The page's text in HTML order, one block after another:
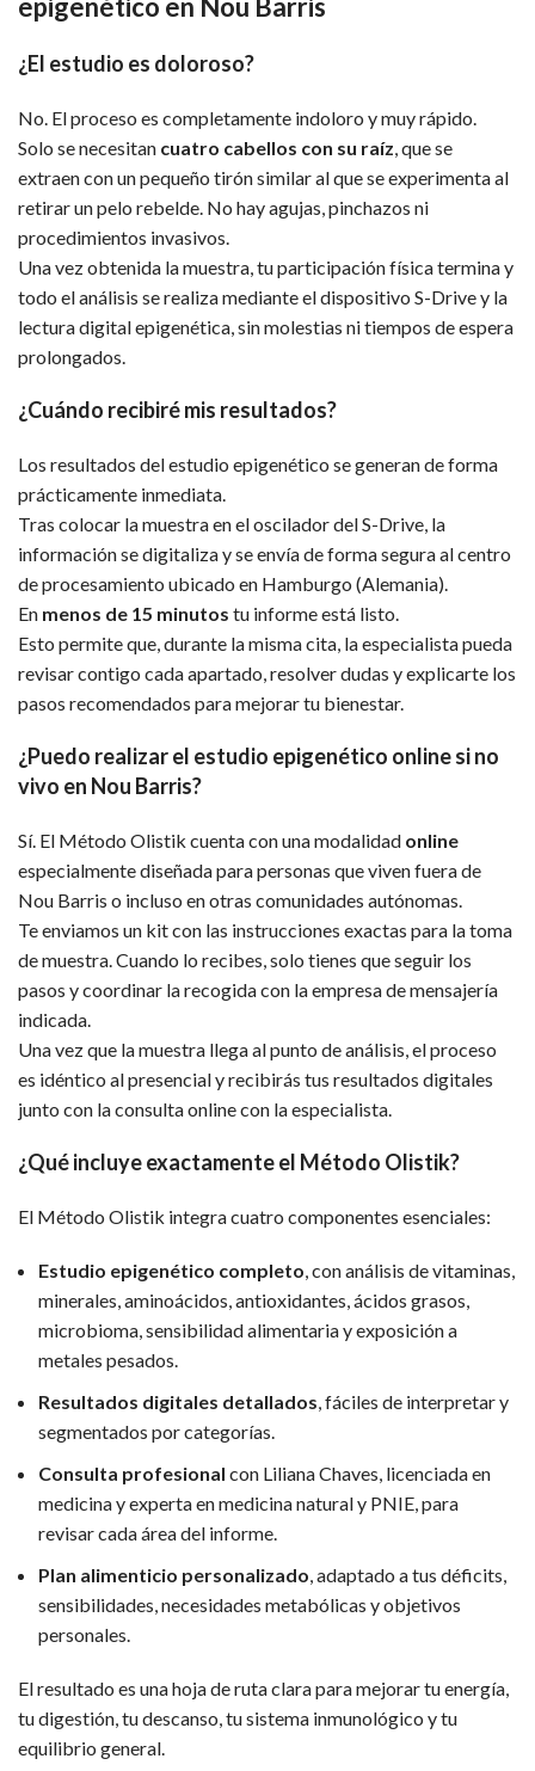
epigenético en Nou Barris
¿El estudio es doloroso?
No. El proceso es completamente indoloro y muy rápido.
Solo se necesitan cuatro cabellos con su raíz, que se
extraen con un pequeño tirón similar al que se experimenta al
retirar un pelo rebelde. No hay agujas, pinchazos ni
procedimientos invasivos.
Una vez obtenida la muestra, tu participación física termina y
todo el análisis se realiza mediante el dispositivo S-Drive y la
lectura digital epigenética, sin molestias ni tiempos de espera
prolongados.
¿Cuándo recibiré mis resultados?
Los resultados del estudio epigenético se generan de forma
prácticamente inmediata.
Tras colocar la muestra en el oscilador del S-Drive, la
información se digitaliza y se envía de forma segura al centro
de procesamiento ubicado en Hamburgo (Alemania).
En menos de 15 minutos tu informe está listo.
Esto permite que, durante la misma cita, la especialista pueda
revisar contigo cada apartado, resolver dudas y explicarte los
pasos recomendados para mejorar tu bienestar.
¿Puedo realizar el estudio epigenético online si no
vivo en Nou Barris?
Sí. El Método Olistik cuenta con una modalidad online
especialmente diseñada para personas que viven fuera de
Nou Barris o incluso en otras comunidades autónomas.
Te enviamos un kit con las instrucciones exactas para la toma
de muestra. Cuando lo recibes, solo tienes que seguir los
pasos y coordinar la recogida con la empresa de mensajería
indicada.
Una vez que la muestra llega al punto de análisis, el proceso
es idéntico al presencial y recibirás tus resultados digitales
junto con la consulta online con la especialista.
¿Qué incluye exactamente el Método Olistik?
El Método Olistik integra cuatro componentes esenciales:
Estudio epigenético completo, con análisis de vitaminas,
minerales, aminoácidos, antioxidantes, ácidos grasos,
microbioma, sensibilidad alimentaria y exposición a
metales pesados.
Resultados digitales detallados, fáciles de interpretar y
segmentados por categorías.
Consulta profesional con Liliana Chaves, licenciada en
medicina y experta en medicina natural y PNIE, para
revisar cada área del informe.
Plan alimenticio personalizado, adaptado a tus déficits,
sensibilidades, necesidades metabólicas y objetivos
personales.
El resultado es una hoja de ruta clara para mejorar tu energía,
tu digestión, tu descanso, tu sistema inmunológico y tu
equilibrio general.